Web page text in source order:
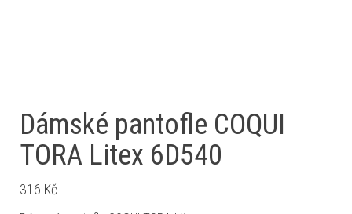
Dámské pantofle COQUI
TORA Litex 6D540
316 Kč